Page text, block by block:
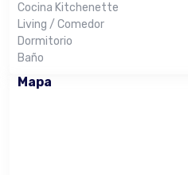
Cocina Kitchenette
Living / Comedor
Dormitorio
Baño
Mapa